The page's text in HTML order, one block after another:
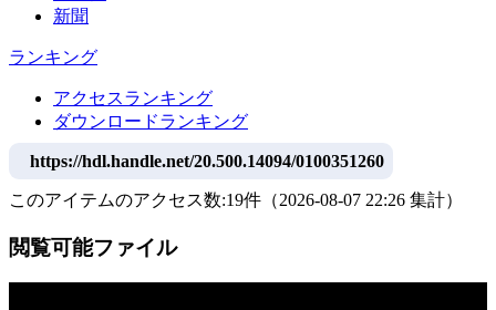
新聞
ランキング
アクセスランキング
ダウンロードランキング
https://hdl.handle.net/20.500.14094/0100351260
このアイテムのアクセス数:19件 （2026-08-07 22:26 集計）
閲覧可能ファイル